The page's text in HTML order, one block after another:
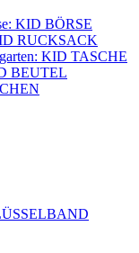
KID BÖRSE
RUCKSACK
KID TASCHE
BEUTEL